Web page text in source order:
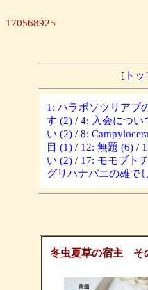
170568925
[トッ
1: ハラボソツリアブ
す (2) / 4: 入会につい
い (2) / 8:
目 (1) / 12: 無題 (6) /
い (2) / 17: モモブト
グリハナバエの雄で
冬虫夏草の宿主 そ